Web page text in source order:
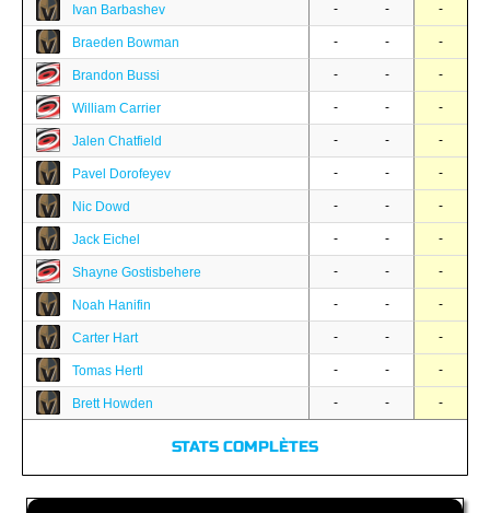
Ivan Barbashev - - -
Braeden Bowman - - -
Brandon Bussi - - -
William Carrier - - -
Jalen Chatfield - - -
Pavel Dorofeyev - - -
Nic Dowd - - -
Jack Eichel - - -
Shayne Gostisbehere - - -
Noah Hanifin - - -
Carter Hart - - -
Tomas Hertl - - -
Brett Howden - - -
STATS COMPLÈTES